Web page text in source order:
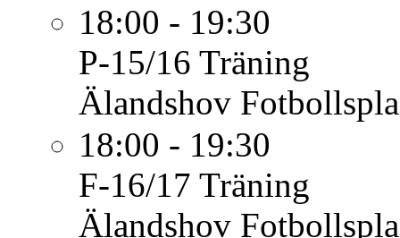
18:00 - 19:30
P-15/16 Träning
Älandshov
18:00 - 19:30
F-16/17 Träning
Älandshov